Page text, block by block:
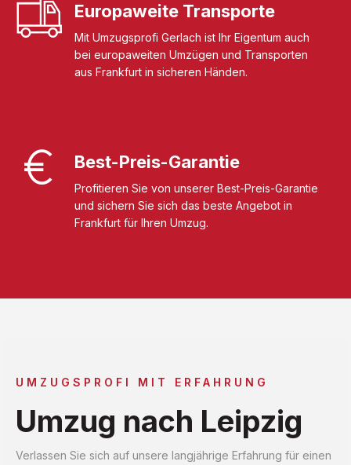
Europaweite Transporte
Mit Umzugsprofi Gerlach ist Ihr Eigentum auch
bei europaweiten Umzügen und Transporten
aus Frankfurt in sicheren Händen.
Best-Preis-Garantie
Profitieren Sie von unserer Best-Preis-Garantie
und sichern Sie sich das beste Angebot in
Frankfurt für Ihren Umzug.
UMZUGSPROFI MIT ERFAHRUNG
Umzug nach Leipzig
Verlassen Sie sich auf unsere langjährige Erfahrung für einen